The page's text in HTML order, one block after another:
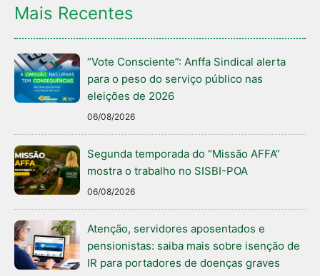
Mais Recentes
“Vote Consciente”: Anffa Sindical alerta
para o peso do serviço público nas
eleições de 2026
06/08/2026
Segunda temporada do “Missão AFFA”
mostra o trabalho no SISBI-POA
06/08/2026
Atenção, servidores aposentados e
pensionistas: saiba mais sobre isenção de
IR para portadores de doenças graves